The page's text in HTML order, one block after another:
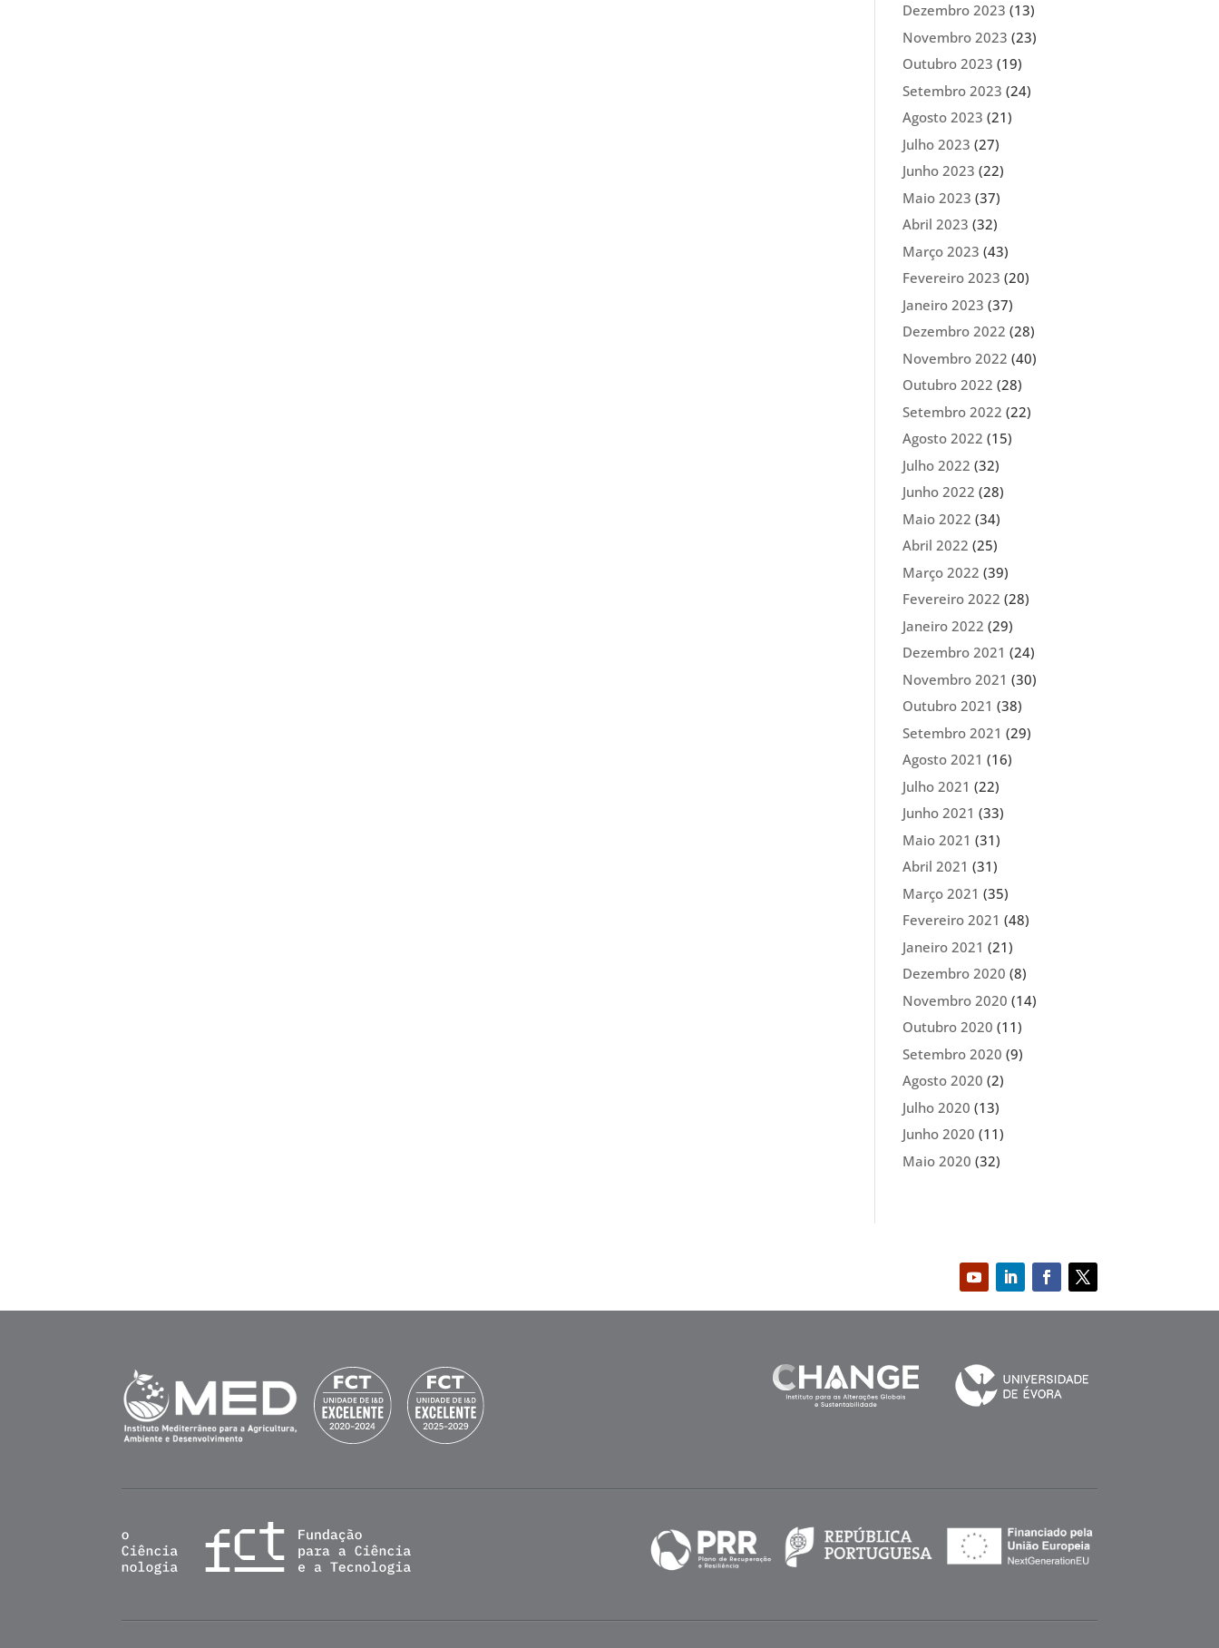
Dezembro 2023 (13)
Novembro 2023 (23)
Outubro 2023 (19)
Setembro 2023 (24)
Agosto 2023 (21)
Julho 2023 (27)
Junho 2023 (22)
Maio 2023 (37)
Abril 2023 (32)
Março 2023 (43)
Fevereiro 2023 (20)
Janeiro 2023 (37)
Dezembro 2022 (28)
Novembro 2022 (40)
Outubro 2022 (28)
Setembro 2022 (22)
Agosto 2022 (15)
Julho 2022 (32)
Junho 2022 (28)
Maio 2022 (34)
Abril 2022 (25)
Março 2022 (39)
Fevereiro 2022 (28)
Janeiro 2022 (29)
Dezembro 2021 (24)
Novembro 2021 (30)
Outubro 2021 (38)
Setembro 2021 (29)
Agosto 2021 (16)
Julho 2021 (22)
Junho 2021 (33)
Maio 2021 (31)
Abril 2021 (31)
Março 2021 (35)
Fevereiro 2021 (48)
Janeiro 2021 (21)
Dezembro 2020 (8)
Novembro 2020 (14)
Outubro 2020 (11)
Setembro 2020 (9)
Agosto 2020 (2)
Julho 2020 (13)
Junho 2020 (11)
Maio 2020 (32)